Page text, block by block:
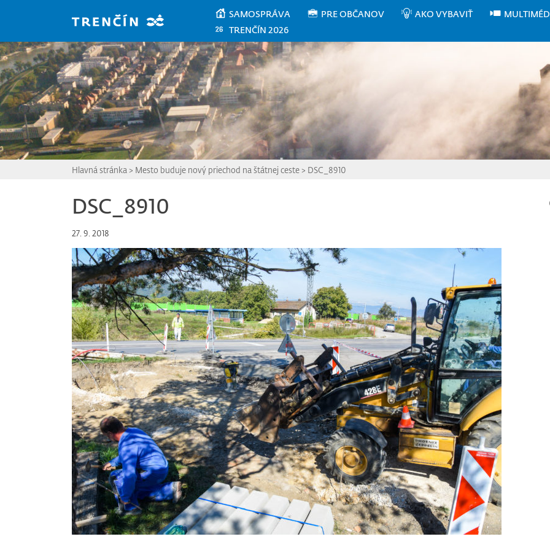
SAMOSPRÁVA PRE OBČANOV AKO VYBAVIŤ
TRENČÍN 2026
Hlavná stránka > Mesto buduje nový priechod na štátnej ceste> DSC_8910
DSC_8910
27. 9. 2018